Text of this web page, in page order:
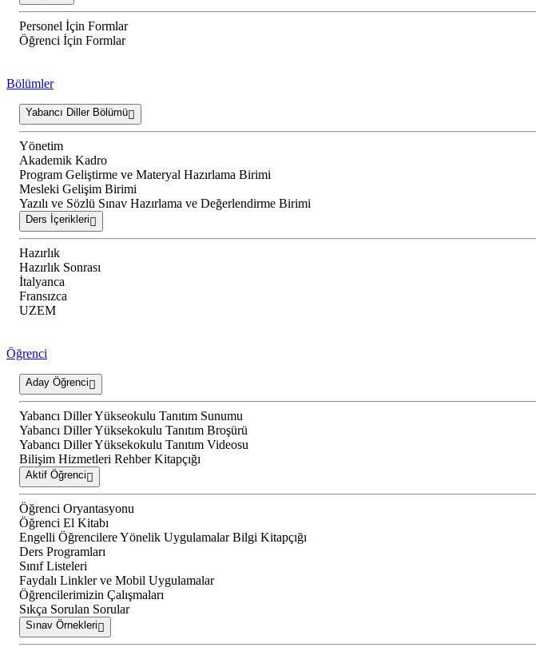
Personel İçin Formlar
Öğrenci İçin Formlar
Bölümler
Yabancı Diller Bölümü
Yönetim
Akademik Kadro
Program Geliştirme ve Materyal Hazırlama Birimi
Mesleki Gelişim Birimi
Yazılı ve Sözlü Sınav Hazırlama ve Değerlendirme Birimi
Ders İçerikleri
Hazırlık
Hazırlık Sonrası
İtalyanca
Fransızca
UZEM
Öğrenci
Aday Öğrenci
Yabancı Diller Yükseokulu Tanıtım Sunumu
Yabancı Diller Yüksekokulu Tanıtım Broşürü
Yabancı Diller Yüksekokulu Tanıtım Videosu
Bilişim Hizmetleri Rehber Kitapçığı
Aktif Öğrenci
Öğrenci Oryantasyonu
Öğrenci El Kitabı
Engelli Öğrencilere Yönelik Uygulamalar Bilgi Kitapçığı
Ders Programları
Sınıf Listeleri
Faydalı Linkler ve Mobil Uygulamalar
Öğrencilerimizin Çalışmaları
Sıkça Sorulan Sorular
Sınav Örnekleri